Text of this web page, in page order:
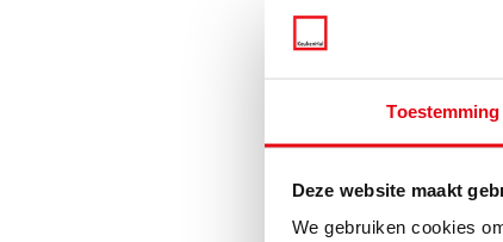
Toestemming
Deze website maakt
We gebruiken cookies
De familie van
gevallen op een